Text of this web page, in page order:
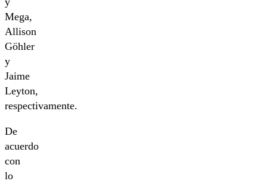
Mega,
Allison
Göhler
y
Jaime
Leyton,
respectivamente.
De
acuerdo
con
lo